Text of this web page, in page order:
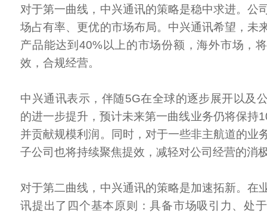
对于第一曲线，中兴通讯的策略是稳中求进。公
场占有率、更优的市场布局。中兴通讯希望，未
产品能达到40%以上的市场份额，海外市场，
效，合规经营。
中兴通讯表示，伴随5G在全球的逐步展开以及
的进一步提升，预计未来第一曲线业务仍将保持
并贡献规模利润。同时，对于一些非主航道的业
子公司也将持续聚焦提效，减轻对公司经营的消
对于第二曲线，中兴通讯的策略是加速拓新。在
讯提出了四个基本原则：具备市场吸引力、处